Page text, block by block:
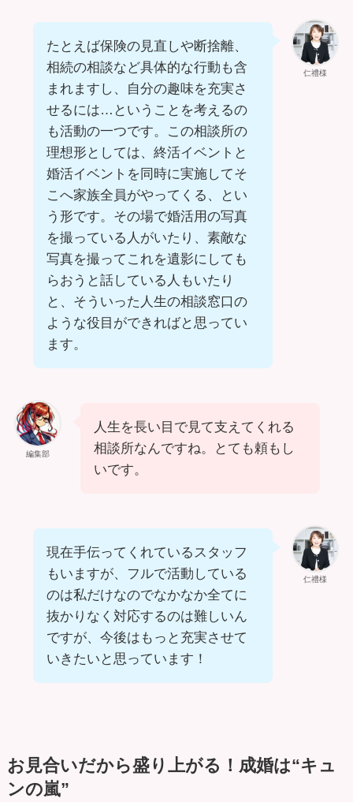
仁禮様
たとえば保険の見直しや断捨離、
相続の相談など具体的な行動も含
まれますし、自分の趣味を充実さ
せるには…ということを考えるの
も活動の一つです。この相談所の
理想形としては、終活イベントと
婚活イベントを同時に実施してそ
こへ家族全員がやってくる、とい
う形です。その場で婚活用の写真
を撮っている人がいたり、素敵な
写真を撮ってこれを遺影にしても
らおうと話している人もいたり
と、そういった人生の相談窓口の
ような役目ができればと思ってい
ます。
編集部
人生を長い目で見て支えてくれる
相談所なんですね。とても頼もし
いです。
仁禮様
現在手伝ってくれているスタッフ
もいますが、フルで活動している
のは私だけなのでなかなか全てに
抜かりなく対応するのは難しいん
ですが、今後はもっと充実させて
いきたいと思っています！
お見合いだから盛り上がる！成婚は“キュ
ンの嵐”